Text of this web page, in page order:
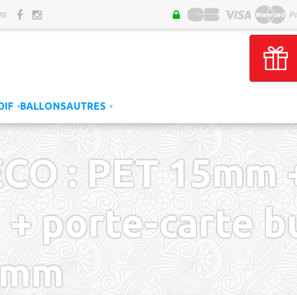
▾BALLONSAUTRES ▾
: PET 15mm
porte-carte